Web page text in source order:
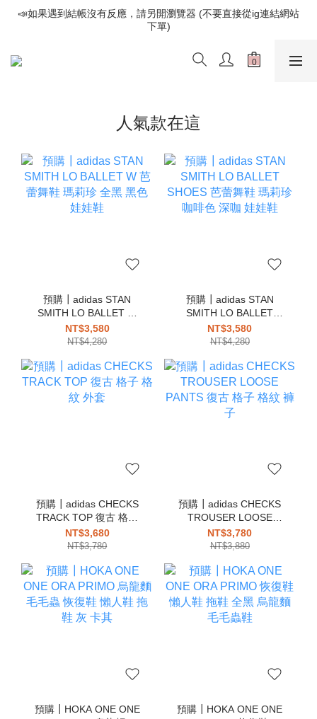
📣如果遇到結帳沒有反應，請另開瀏覽器 (不要直接從ig連結網站
下單)
📣如果遇到結帳沒有反應，請另開瀏覽器 (不要直接從ig連結網站
下單)
歡迎光臨૮⍝• ᴥ •⍝ა 新品請追蹤官方INSTAGRAM
人氣款在這
預購┃adidas STAN
SMITH LO BALLET W
芭蕾舞鞋 瑪莉珍 全黑 黑
色 娃娃鞋
NT$3,580
NT$4,280
預購┃adidas STAN
SMITH LO BALLET
SHOES 芭蕾舞鞋 瑪莉珍
咖啡色 深咖 娃娃鞋
NT$3,580
NT$4,280
預購┃adidas CHECKS
TRACK TOP 復古 格子
格紋 外套
NT$3,680
NT$3,780
預購┃adidas CHECKS
TROUSER LOOSE
PANTS 復古 格子 格紋
褲子
NT$3,780
NT$3,880
預購┃HOKA ONE ONE
預購┃HOKA ONE ONE